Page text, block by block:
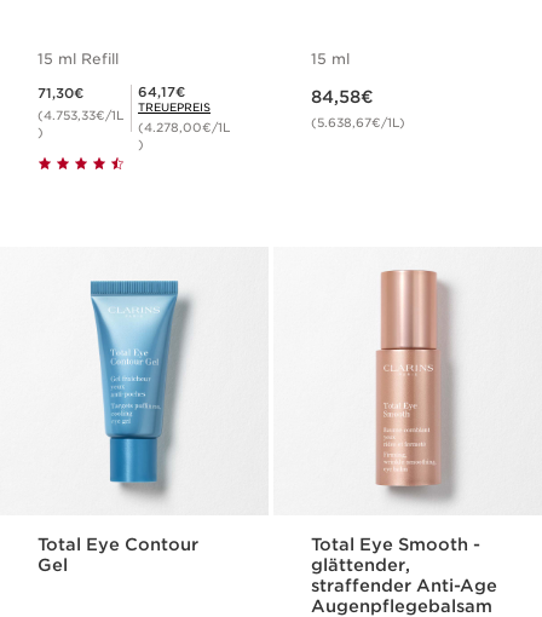
15 ml Refill
71,30€
(4.753,33€/1L
)
Mitgliederpreis 64,17€
64,17€
TREUEPREIS
(4.278,00€/1L
)
15 ml
84,58€
(5.638,67€/1L)
Total Eye Contour
Gel
Total Eye Smooth -
glättender,
straffender Anti-Age
Augenpflegebalsam